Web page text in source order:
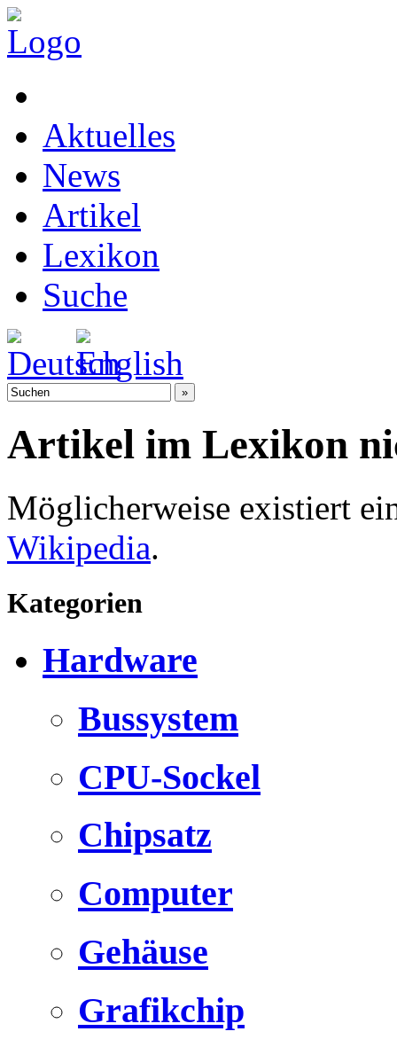
Aktuelles
News
Artikel
Lexikon
Suche
Artikel im Lexikon
Möglicherweise existiert
Wikipedia.
Kategorien
Hardware
Bussystem
CPU-Sockel
Chipsatz
Computer
Gehäuse
Grafikchip